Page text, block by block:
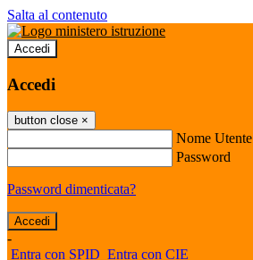
Salta al contenuto
Accedi
Accedi
button close ×
Nome Utente
Password
Password dimenticata?
-
Entra con SPID Entra con CIE